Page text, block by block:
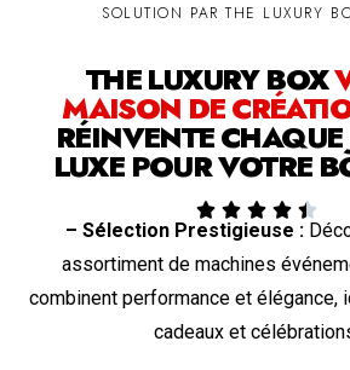
SOLUTION PAR THE LUXURY
THE LUXURY BOX
MAISON DE
RÉINVENTE CHAQUE
LUXE POUR VOTRE
    
– Sélection Prestigieuse :
assortiment de machines
combinent performance et élégance,
cadeaux et